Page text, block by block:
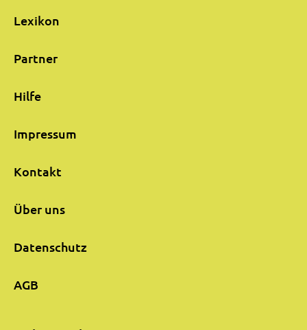
Lexikon
Partner
Hilfe
Impressum
Kontakt
Über uns
Datenschutz
AGB